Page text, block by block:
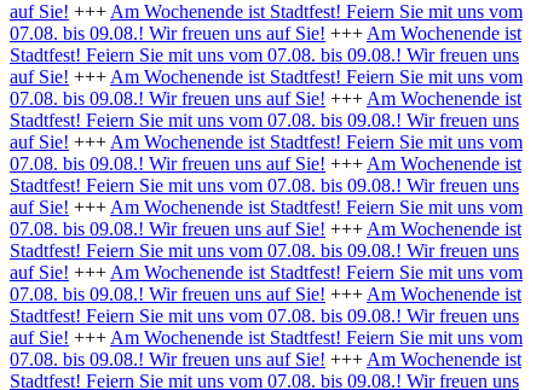
auf Sie! +++ Am Wochenende ist Stadtfest! Feiern Sie mit uns vom
07.08. bis 09.08.! Wir freuen uns auf Sie! +++ Am Wochenende ist
Stadtfest! Feiern Sie mit uns vom 07.08. bis 09.08.! Wir freuen uns
auf Sie! +++ Am Wochenende ist Stadtfest! Feiern Sie mit uns vom
07.08. bis 09.08.! Wir freuen uns auf Sie! +++ Am Wochenende ist
Stadtfest! Feiern Sie mit uns vom 07.08. bis 09.08.! Wir freuen uns
auf Sie! +++ Am Wochenende ist Stadtfest! Feiern Sie mit uns vom
07.08. bis 09.08.! Wir freuen uns auf Sie! +++ Am Wochenende ist
Stadtfest! Feiern Sie mit uns vom 07.08. bis 09.08.! Wir freuen uns
auf Sie! +++ Am Wochenende ist Stadtfest! Feiern Sie mit uns vom
07.08. bis 09.08.! Wir freuen uns auf Sie! +++ Am Wochenende ist
Stadtfest! Feiern Sie mit uns vom 07.08. bis 09.08.! Wir freuen uns
auf Sie! +++ Am Wochenende ist Stadtfest! Feiern Sie mit uns vom
07.08. bis 09.08.! Wir freuen uns auf Sie! +++ Am Wochenende ist
Stadtfest! Feiern Sie mit uns vom 07.08. bis 09.08.! Wir freuen uns
auf Sie! +++ Am Wochenende ist Stadtfest! Feiern Sie mit uns vom
07.08. bis 09.08.! Wir freuen uns auf Sie! +++ Am Wochenende ist
Stadtfest! Feiern Sie mit uns vom 07.08. bis 09.08.! Wir freuen uns